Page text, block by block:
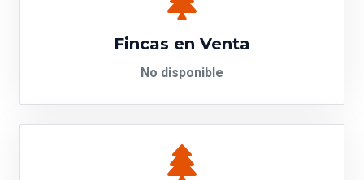
Fincas en Venta
No disponible